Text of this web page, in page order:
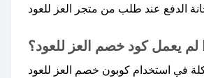
لم يعمل كود خصم العز للعود؟
في استخدام كوبون خصم العز للعود